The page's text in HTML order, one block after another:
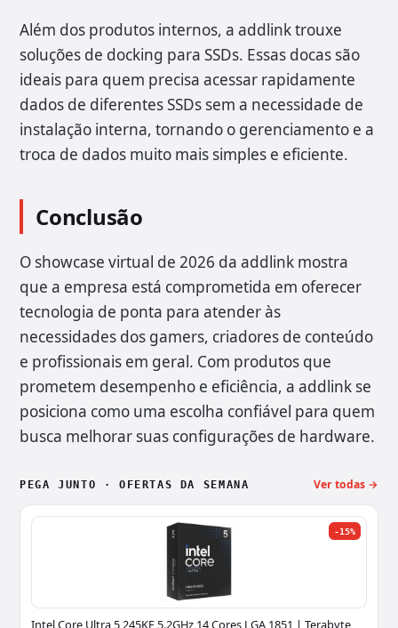
Além dos produtos internos, a addlink trouxe
soluções de docking para SSDs. Essas docas são
ideais para quem precisa acessar rapidamente
dados de diferentes SSDs sem a necessidade de
instalação interna, tornando o gerenciamento e a
troca de dados muito mais simples e eficiente.
Conclusão
O showcase virtual de 2026 da addlink mostra
que a empresa está comprometida em oferecer
tecnologia de ponta para atender às
necessidades dos gamers, criadores de conteúdo
e profissionais em geral. Com produtos que
prometem desempenho e eficiência, a addlink se
posiciona como uma escolha confiável para quem
busca melhorar suas configurações de hardware.
PEGA JUNTO · OFERTAS DA SEMANA Ver todas →
-15%
Intel Core Ultra 5 245KF 5.2GHz 14 Cores LGA 1851 | Terabyte